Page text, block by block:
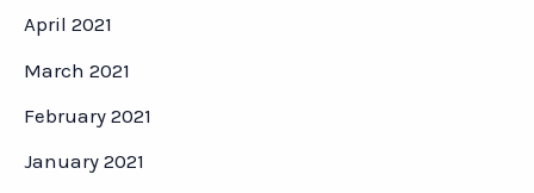
April 2021
March 2021
February 2021
January 2021